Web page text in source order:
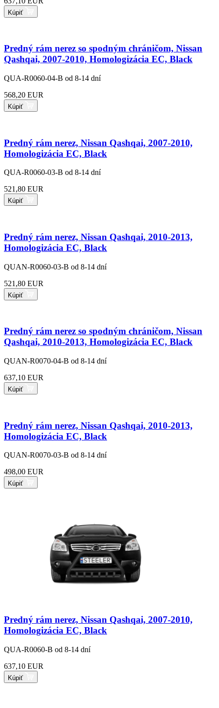
Kúpiť
Predný rám nerez so spodným chráničom, Nissan
Qashqai, 2007-2010, Homologizácia EC, Black
QUA-R0060-04-B od 8-14 dní
568,20 EUR
Kúpiť
Predný rám nerez, Nissan Qashqai, 2007-2010,
Homologizácia EC, Black
QUA-R0060-03-B od 8-14 dní
521,80 EUR
Kúpiť
Predný rám nerez, Nissan Qashqai, 2010-2013,
Homologizácia EC, Black
QUAN-R0060-03-B od 8-14 dní
521,80 EUR
Kúpiť
Predný rám nerez so spodným chráničom, Nissan
Qashqai, 2010-2013, Homologizácia EC, Black
QUAN-R0070-04-B od 8-14 dní
637,10 EUR
Kúpiť
Predný rám nerez, Nissan Qashqai, 2010-2013,
Homologizácia EC, Black
QUAN-R0070-03-B od 8-14 dní
498,00 EUR
Kúpiť
Predný rám nerez, Nissan Qashqai, 2007-2010,
Homologizácia EC, Black
QUA-R0060-B od 8-14 dní
637,10 EUR
Kúpiť